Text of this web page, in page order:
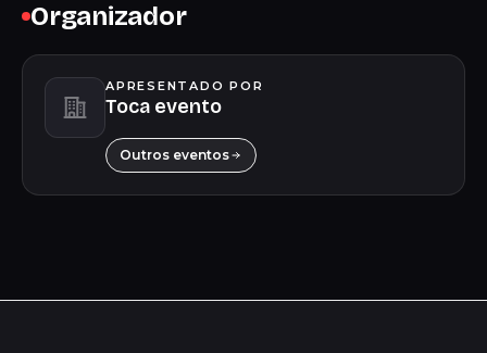
Organizador
APRESENTADO POR
Toca evento
Outros eventos